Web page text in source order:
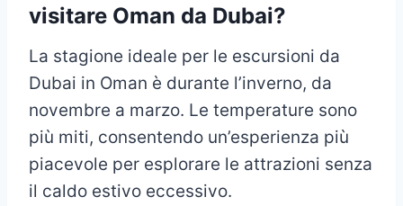
visitare Oman da Dubai?
La stagione ideale per le escursioni da
Dubai in Oman è durante l’inverno, da
novembre a marzo. Le temperature sono
più miti, consentendo un’esperienza più
piacevole per esplorare le attrazioni senza
il caldo estivo eccessivo.